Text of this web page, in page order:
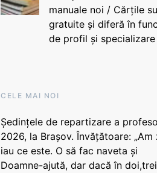
manuale noi / Cărțile
gratuite și diferă în
de profil și specializare
CELE MAI NOI
Ședințele de repartizare a
2026, la Brașov. Învățătoare: „Am
iau ce este. O să fac naveta și
Doamne-ajută, dar dacă în